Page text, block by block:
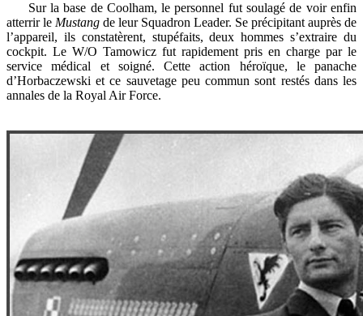
Sur la base de Coolham, le personnel fut soulagé de voir enfin
atterrir le Mustang de leur Squadron Leader. Se précipitant auprès de
l’appareil, ils constatèrent, stupéfaits, deux hommes s’extraire du
cockpit. Le W/O Tamowicz fut rapidement pris en charge par le
service médical et soigné. Cette action héroïque, le panache
d’Horbaczewski et ce sauvetage peu commun sont restés dans les
annales de la Royal Air Force.